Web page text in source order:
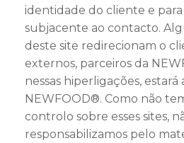
identidade do cliente e
subjacente ao contacto.
deste site redirecionam o
externos, parceiros da
nessas hiperligações, estará
NEWFOOD®. Como não
controlo sobre esses sites,
responsabilizamos pelo